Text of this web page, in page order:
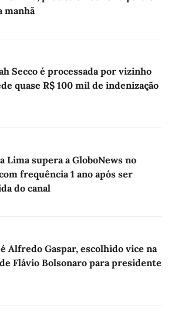
manhã
Secco é processada por vizinho
quase R$ 100 mil de indenização
Lima supera a GloboNews no
frequência 1 ano após ser
do canal
Alfredo Gaspar, escolhido vice na
Flávio Bolsonaro para presidente